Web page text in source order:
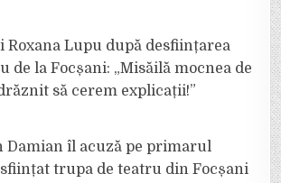
Roxana Lupu după desființarea
de la Focșani: „Misăilă mocnea de
să cerem explicații!”
Damian îl acuză pe primarul
trupa de teatru din Focșani